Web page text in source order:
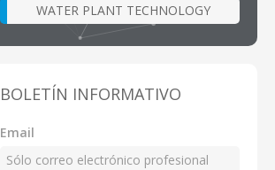
WATER PLANT TECHNOLOGY
BOLETÍN INFORMATIVO
Email